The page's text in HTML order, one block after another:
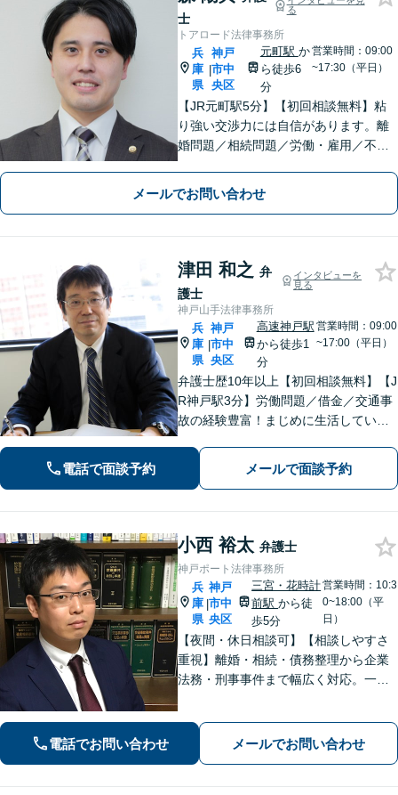
士
る
トアロード法律事務所
兵
庫
県
|
神戸
市中
央区
元町駅 か
ら徒歩6
分
営業時間：09:00
~17:30（平日）
【JR元町駅5分】【初回相談無料】粘
り強い交渉力には自信があります。離
婚問題／相続問題／労働・雇用／不動
り添い、丁寧かつスピーディーな解決
を目指します！
メールでお問い合わせ
津田 和之 弁
護士
インタビューを
見る
神戸山手法律事務所
兵
庫
県
|
神戸
市中
央区
高速神戸駅
から徒歩1
分
営業時間：09:00
~17:00（平日）
弁護士歴10年以上【初回相談無料】【J
R神戸駅3分】労働問題／借金／交通事
故の経験豊富！まじめに生活している
決策をご提案いたします。関西学院大
学大学院（ロースクール）の現役教
電話で面談予約 メールで面談予約
小西 裕太 弁護士
神戸ポート法律事務所
兵
庫
県
|
神戸
市中
央区
三宮・花時計
前駅から徒
歩5分
営業時間：10:3
0~18:00（平
日）
【夜間・休日相談可】【相談しやすさ
重視】離婚・相続・債務整理から企業
法務・刑事事件まで幅広く対応。一般
（海事補佐人）にも対応可能です。
電話でお問い合わせ メールでお問い合わせ